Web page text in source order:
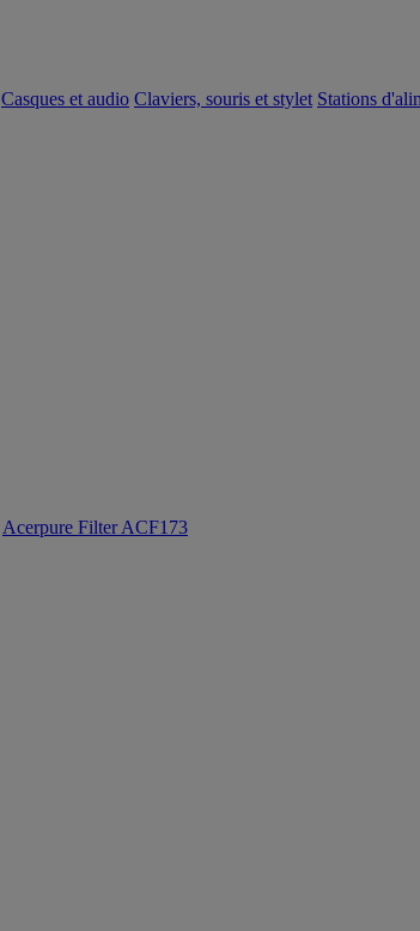
Casques et audio Claviers, souris et stylet Stations
Acerpure Filter ACF173